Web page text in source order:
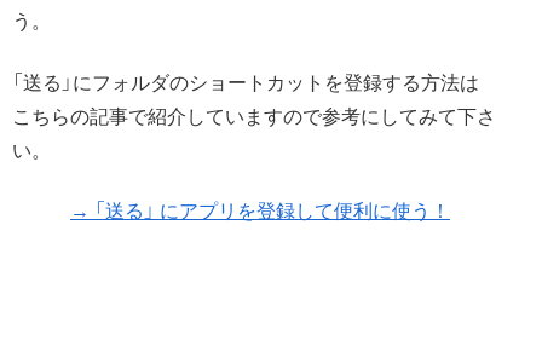
う。
「送る」にフォルダのショートカットを登録する方法は
こちらの記事で紹介していますので参考にしてみて下さ
い。
→ 「送る」 にアプリを登録して便利に使う！